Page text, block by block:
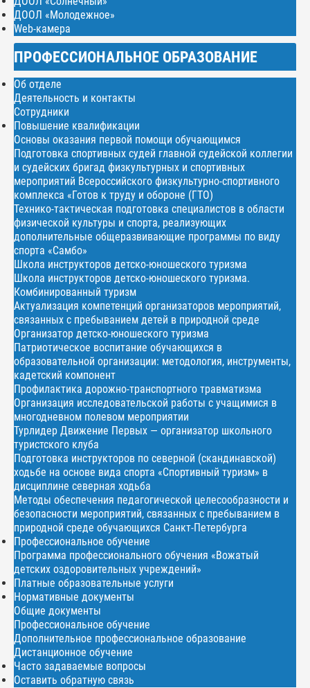
ДООЛ «Молодежное»
Web-камера
ПРОФЕССИОНАЛЬНОЕ ОБРАЗОВАНИЕ
Об отделе
Деятельность и контакты
Сотрудники
Повышение квалификации
Основы оказания первой помощи обучающимся
Подготовка спортивных судей главной судейской коллегии
и судейских бригад физкультурных и спортивных
мероприятий Всероссийского физкультурно-спортивного
комплекса «Готов к труду и обороне (ГТО)
Технико-тактическая подготовка специалистов в области
физической культуры и спорта, реализующих
дополнительные общеразвивающие программы по виду
спорта «Самбо»
Школа инструкторов детско-юношеского туризма
Школа инструкторов детско-юношеского туризма.
Комбинированный туризм
Актуализация компетенций организаторов мероприятий,
связанных с пребыванием детей в природной среде
Организатор детско-юношеского туризма
Патриотическое воспитание обучающихся в
образовательной организации: методология, инструменты,
кадетский компонент
Профилактика дорожно-транспортного травматизма
Организация исследовательской работы с учащимися в
многодневном полевом мероприятии
Турлидер Движение Первых — организатор школьного
туристского клуба
Подготовка инструкторов по северной (скандинавской)
ходьбе на основе вида спорта «Спортивный туризм» в
дисциплине северная ходьба
Методы обеспечения педагогической целесообразности и
безопасности мероприятий, связанных с пребыванием в
природной среде обучающихся Санкт-Петербурга
Профессиональное обучение
Программа профессионального обучения «Вожатый
детских оздоровительных учреждений»
Платные образовательные услуги
Нормативные документы
Общие документы
Профессиональное обучение
Дополнительное профессиональное образование
Дистанционное обучение
Часто задаваемые вопросы
Оставить обратную связь